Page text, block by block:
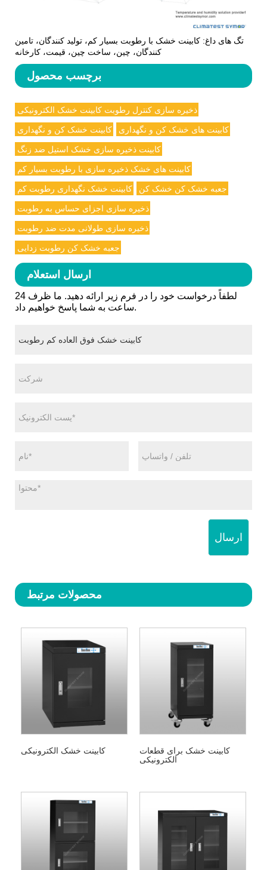
تگ های داغ: کابینت خشک با رطوبت بسیار کم، تولید کنندگان، تامین
کنندگان، چین، ساخت چین، قیمت، کارخانه
برچسب محصول
ذخیره سازی کنترل رطوبت کابینت خشک الکترونیکی
کابینت خشک کن و نگهداری کابینت های خشک کن و نگهداری
کابینت ذخیره سازی خشک استیل ضد زنگ
کابینت های خشک ذخیره سازی با رطوبت بسیار کم
کابینت خشک نگهداری رطوبت کم جعبه خشک کن خشک کن
ذخیره سازی اجزای حساس به رطوبت
ذخیره سازی طولانی مدت ضد رطوبت
جعبه خشک کن رطوبت زدایی
ارسال استعلام
لطفاً درخواست خود را در فرم زیر ارائه دهید. ما ظرف 24
ساعت به شما پاسخ خواهیم داد.
ارسال
محصولات مرتبط
کابینت خشک الکترونیکی
کابینت خشک برای قطعات
الکترونیکی